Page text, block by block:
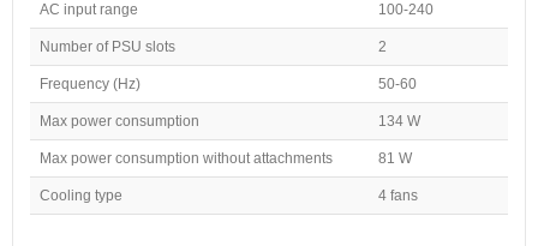
AC input range 100-240
Number of PSU slots 2
Frequency (Hz) 50-60
Max power consumption 134 W
Max power consumption without attachments 81 W
Cooling type 4 fans